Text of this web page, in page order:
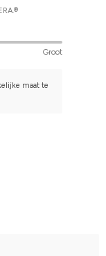
Groot
maat te